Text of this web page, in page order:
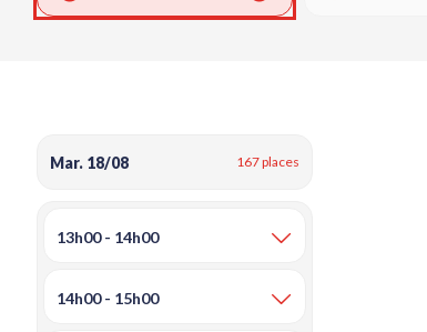
Mar. 18/08 167 places
13h00 - 14h00
14h00 - 15h00